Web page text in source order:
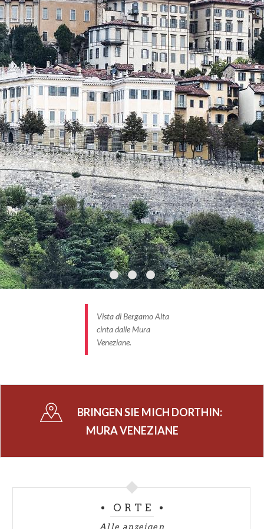
Vista di Bergamo Alta
cinta dalle Mura
Veneziane.
BRINGEN SIE MICH DORTHIN:
MURA VENEZIANE
ORTE
Alle anzeigen